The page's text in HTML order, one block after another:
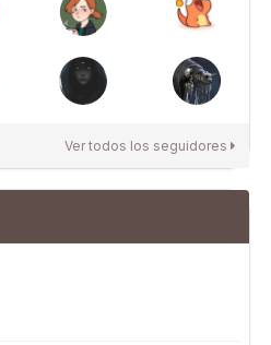
Ver todos los seguidores